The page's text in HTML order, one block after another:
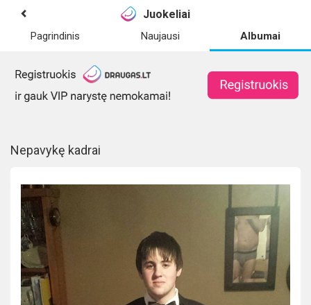
Juokeliai
Pagrindinis Naujausi Albumai
Nepavykę kadrai